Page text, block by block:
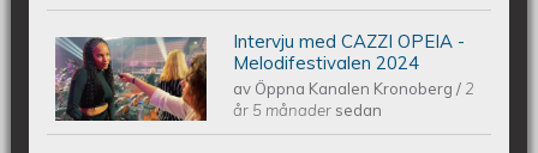
Intervju med CAZZI OPEIA -
Melodifestivalen 2024
Intervju med CAZZI OPEIA -
Melodifestivalen 2024
av Öppna Kanalen Kronoberg/ 2
år 5 månader sedan